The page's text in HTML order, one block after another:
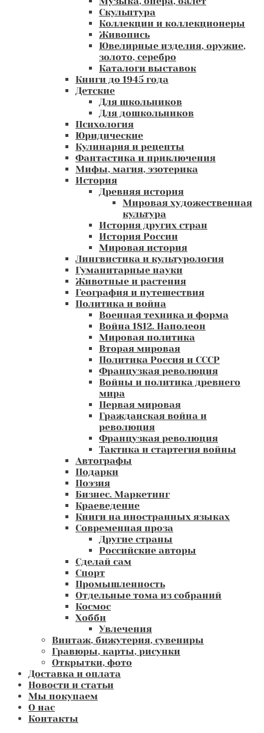
Скульптура
Коллекции и коллекционеры
Живопись
Ювелирные изделия, оружие,
золото, серебро
Каталоги выставок
Книги до 1945 года
Детские
Для школьников
Для дошкольников
Психология
Юридические
Кулинария и рецепты
Фантастика и приключения
Мифы, магия, эзотерика
История
Древняя история
Мировая художественная
культура
История других стран
История России
Мировая история
Лингвистика и культурология
Гуманитарные науки
Животные и растения
География и путешествия
Политика и война
Военная техника и форма
Война 1812. Наполеон
Мировая политика
Вторая мировая
Политика Россия и СССР
Французкая революция
Войны и политика древнего
мира
Первая мировая
Гражданская война и
революция
Французкая революция
Тактика и стартегия войны
Автографы
Подарки
Поэзия
Бизнес. Маркетинг
Краеведение
Книги на иностранных языках
Современная проза
Другие страны
Российские авторы
Сделай сам
Спорт
Промышленность
Отдельные тома из собраний
Космос
Хобби
Увлечения
Винтаж, бижутерия, сувениры
Гравюры, карты, рисунки
Открытки, фото
Доставка и оплата
Новости и статьи
Мы покупаем
О нас
Контакты